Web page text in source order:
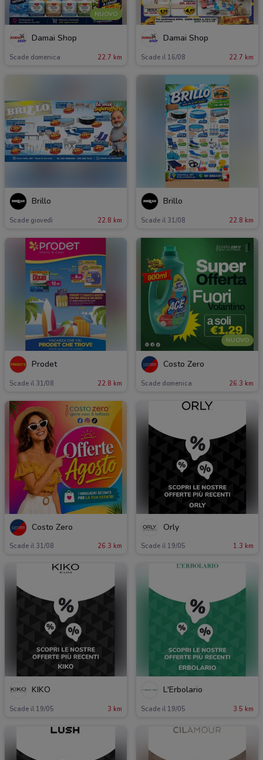
NUOVO
Damai Shop
Scade domenica 22.7 km
Damai Shop
Scade il 16/08 22.7 km
Brillo
Scade giovedì 22.8 km
Brillo
Scade il 31/08 22.8 km
Prodet
Scade il 31/08 22.8 km
NUOVO
Costo Zero
Scade domenica 26.3 km
Costo Zero
Scade il 31/08 26.3 km
Orly
Scade il 19/05 1.3 km
KIKO
Scade il 19/05 3 km
L'Erbolario
Scade il 19/05 3.5 km